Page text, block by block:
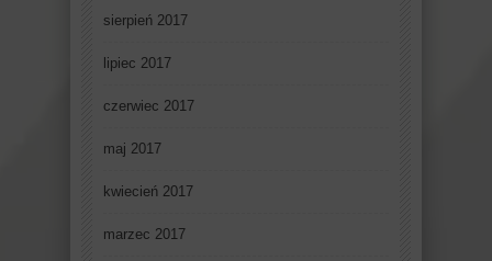
sierpień 2017
lipiec 2017
czerwiec 2017
maj 2017
kwiecień 2017
marzec 2017